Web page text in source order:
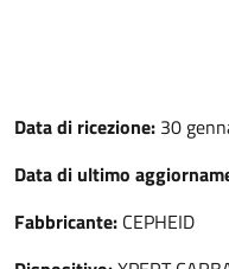
Data di ricezione: 30
Data di ultimo
Fabbricante: CEPHEID